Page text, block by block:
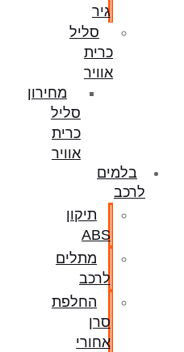
גיר
סליל
כרית
אוויר
מחירון
סליל
כרית
אוויר
בלמים
לרכב
תיקון
ABS
מתלים
לרכב
החלפת
סרן
אחורי